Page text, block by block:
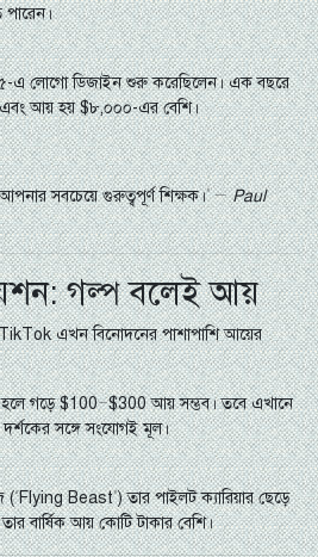
এ লোগো ডিজাইন শুরু করেছিলেন। এক বছরে
এবং আয় হয় $৮,০০০-এর বেশি।
সবচেয়ে গুরুত্বপূর্ণ শিক্ষক।” —Paul
গল্প বলেই আয়
এখন বিনোদনের পাশাপাশি আয়ের
গড়ে $100–$300 আয় সম্ভব। তবে এখানে
দর্শকের সঙ্গে সংযোগই মূল।
(“Flying Beast”) তার পাইলট ক্যারিয়ার ছেড়ে
বার্ষিক আয় কোটি টাকার বেশি।